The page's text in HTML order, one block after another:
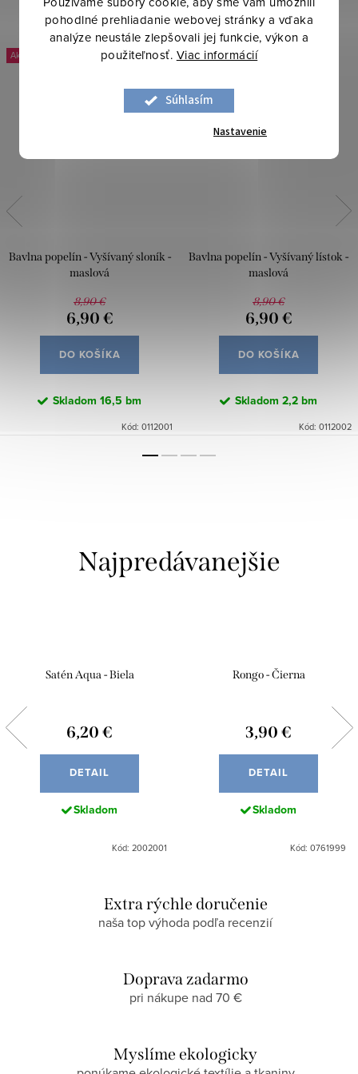
pohodlné prehliadanie webovej stránky a vďaka
analýze neustále zlepšovali jej funkcie, výkon a
použiteľnosť. Viac informácií
Súhlasím
Nastavenie
Bavlna popelín - Vyšívaný sloník -
maslová
8,90 €
6,90 €
DO KOŠÍKA
Skladom 16,5 bm
Kód: 0112001
-22 %
Bavlna popelín - Vyšívaný lístok -
maslová
8,90 €
6,90 €
DO KOŠÍKA
Skladom 2,2 bm
Kód: 0112002
Najpredávanejšie
Satén Aqua - Biela
6,20 €
DETAIL
Skladom
Kód: 2002001
Rongo - Čierna
3,90 €
DETAIL
Skladom
Kód: 0761999
Extra rýchle doručenie
naša top výhoda podľa recenzií
Doprava zadarmo
pri nákupe nad 70 €
Myslíme ekologicky